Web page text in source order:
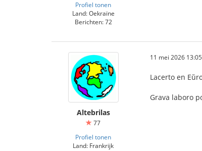
Profiel tonen
Land: Oekraïne
Berichten: 72
Altebrilas
77
Profiel tonen
Land: Frankrijk
11 mei 2026
Lacerto en
Grava laboro